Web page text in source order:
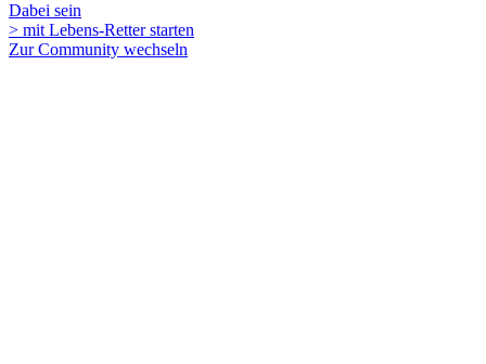
Dabei sein
> mit Lebens-Retter starten
Zur Community wechseln